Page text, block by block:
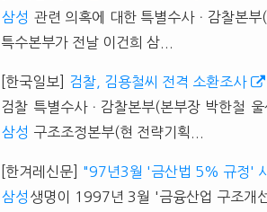
삼성 관련 의혹에 대한 특별수사ㆍ감찰본
특수본부가 전날 이건희 삼...
[한국일보]
검찰, 김용철씨 전격 소환조사
검찰 특별수사ㆍ감찰본부(본부장 박한철
삼성 구조조정본부(현 전략기획...
[한겨레신문]
"97년3월 '금산법 5% 규정'
삼성 생명이 1997년 3월 '금융산업 구조개